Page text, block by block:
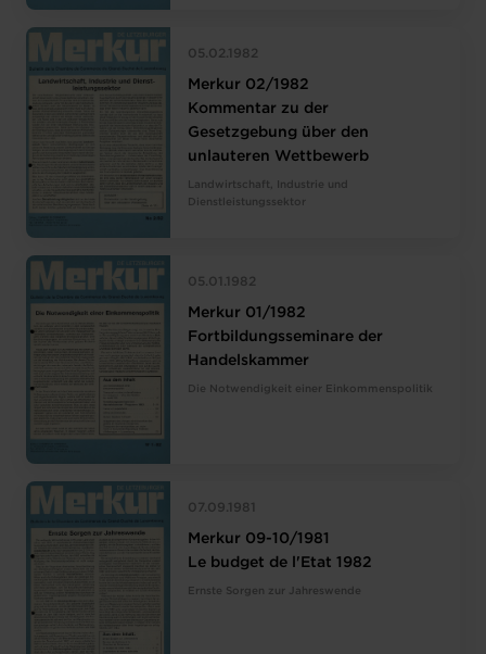
05.02.1982
Merkur 02/1982
Kommentar zu der
Gesetzgebung über den
unlauteren Wettbewerb
Landwirtschaft, Industrie und
Dienstleistungssektor
05.01.1982
Merkur 01/1982
Fortbildungsseminare der
Handelskammer
Die Notwendigkeit einer Einkommenspolitik
07.09.1981
Merkur 09-10/1981
Le budget de l'Etat 1982
Ernste Sorgen zur Jahreswende